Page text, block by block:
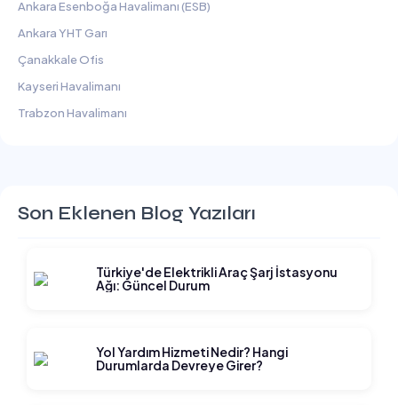
Ankara Esenboğa Havalimanı (ESB)
Ankara YHT Garı
Çanakkale Ofis
Kayseri Havalimanı
Trabzon Havalimanı
Son Eklenen Blog Yazıları
Türkiye'de Elektrikli Araç Şarj İstasyonu
Ağı: Güncel Durum
Yol Yardım Hizmeti Nedir? Hangi
Durumlarda Devreye Girer?